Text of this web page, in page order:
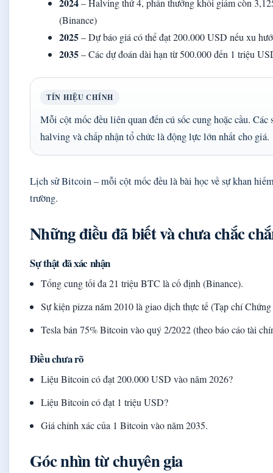
– Halving thứ 4, phần thưởng khối giảm còn
(Binance)
2025– Dự báo giá có thể đạt 200.000 USD nếu xu
2035– Các dự đoán dài hạn từ 500.000 đến 1 triệu
TÍN HIỆU CHÍNH
Mỗi cột mốc đều liên quan đến cú sốc cung hoặc cầu. Các
halving và chấp nhận tổ chức là động lực lớn nhất cho giá.
Lịch sử Bitcoin – mỗi cột mốc đều là bài học về sự khan
trường.
Những điều đã biết và chưa chắc
Sự thật đã xác nhận
Tổng cung tối đa 21 triệu BTC là cố định (Binance).
Sự kiện pizza năm 2010 là giao dịch thực tế (Tạp chí
Tesla bán 75% Bitcoin vào quý 2/2022 (theo báo cáo tài
Điều chưa rõ
Liệu Bitcoin có đạt 200.000 USD vào năm 2026?
Liệu Bitcoin có đạt 1 triệu USD?
Giá chính xác của 1 Bitcoin vào năm 2035.
Góc nhìn từ chuyên gia